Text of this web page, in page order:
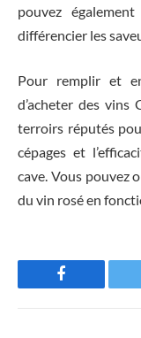
pouvez
différencier les
Pour remplir et
d’acheter des vins
terroirs réputés
cépages et
cave. Vous pouvez
du vin rosé en
Facebook